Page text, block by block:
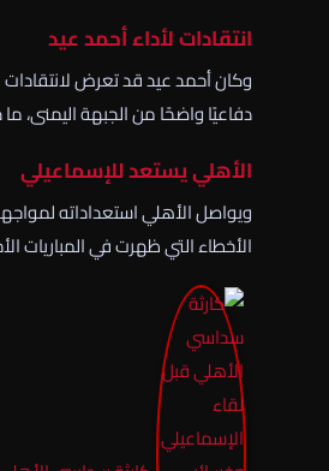
انتقادات لأداء أحمد عيد
وكان أحمد عيد قد تعرض
دفاعيًا واضحًا من الجبهة اليمنى، ما
الأهلي يستعد للإسماعيلي
ويواصل الأهلي استعداداته
الأخطاء التي ظهرت في المباريات